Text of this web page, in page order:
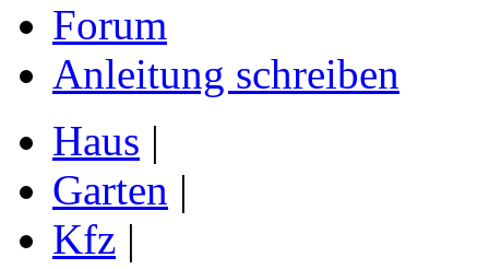
Forum
Anleitung schreiben
Haus |
Garten |
Kfz |